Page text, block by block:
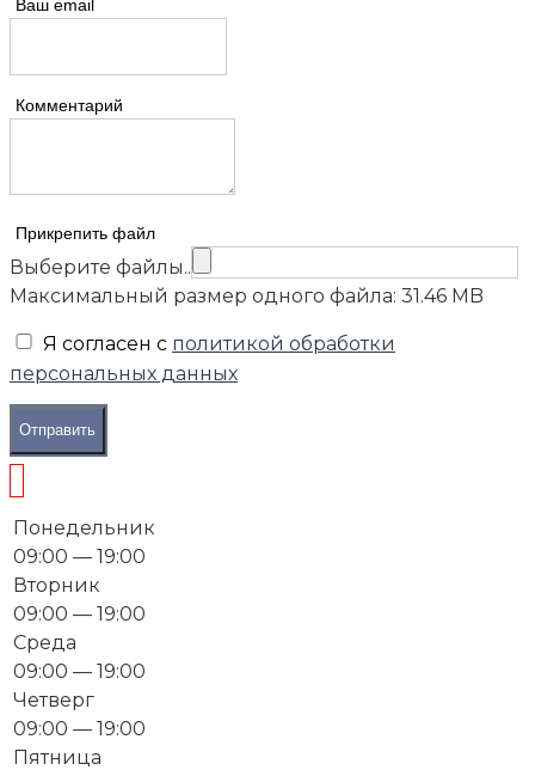
Ваш email
Комментарий
Прикрепить файл
Выберите файлы..
Максимальный размер одного файла: 31.46 MB
Я согласен с политикой обработки
персональных данных
Отправить
Понедельник
09:00 — 19:00
Вторник
09:00 — 19:00
Среда
09:00 — 19:00
Четверг
09:00 — 19:00
Пятница